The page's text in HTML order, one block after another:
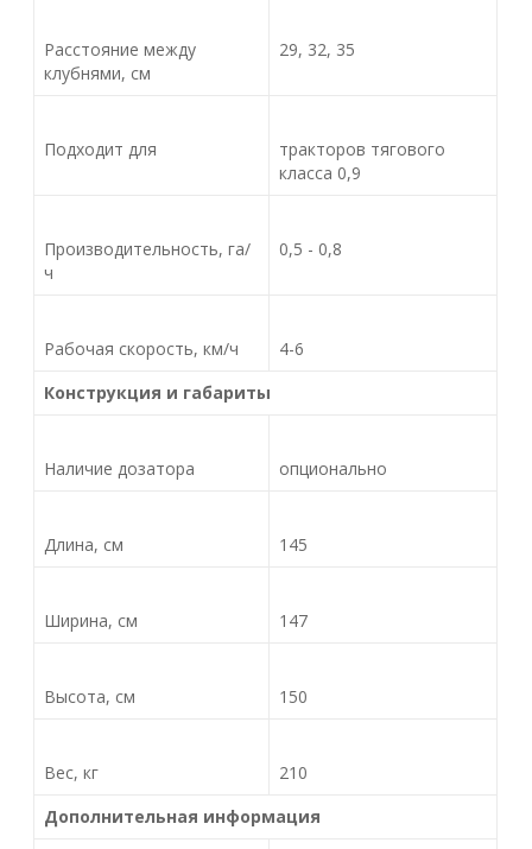
Расстояние между
клубнями, см
29, 32, 35
Подходит для
тракторов тягового
класса 0,9
Производительность, га/
ч
0,5 - 0,8
Рабочая скорость, км/ч
4-6
Конструкция и габариты
Наличие дозатора опционально
Длина, см 145
Ширина, см 147
Высота, см 150
Вес, кг
210
Дополнительная информация